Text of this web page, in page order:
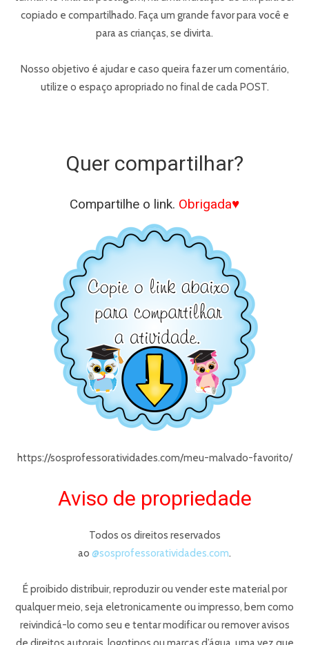
copiado e compartilhado. Faça um grande favor para você e
para as crianças, se divirta.
Nosso objetivo é ajudar e caso queira fazer um comentário,
utilize o espaço apropriado no final de cada POST.
Quer compartilhar?
Compartilhe o link. Obrigada♥
https://sosprofessoratividades.com/meu-malvado-favorito/
Aviso de propriedade
Todos os direitos reservados
ao @sosprofessoratividades.com.
É proibido distribuir, reproduzir ou vender este material por
qualquer meio, seja eletronicamente ou impresso, bem como
reivindicá-lo como seu e tentar modificar ou remover avisos